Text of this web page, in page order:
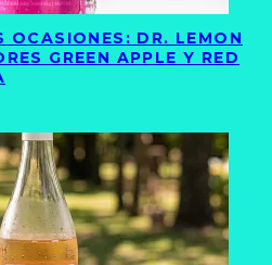
OCASIONES: DR. LEMON
GREEN APPLE Y RED